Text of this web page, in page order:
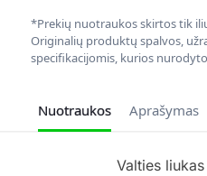
*Prekių nuotraukos skirtos tik
Originalių produktų spalvos,
specifikacijomis, kurios
Nuotraukos Aprašymas
Valties